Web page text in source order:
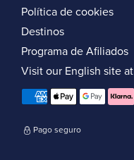
Política de cookies
Destinos
Programa de Afiliados
Visit our English site at
Pago seguro